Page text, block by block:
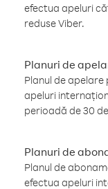
efectua apeluri
reduse Viber.
Planuri de
Planul de
apeluri
perioadă de 30
Planuri de
Planul de
efectua apeluri